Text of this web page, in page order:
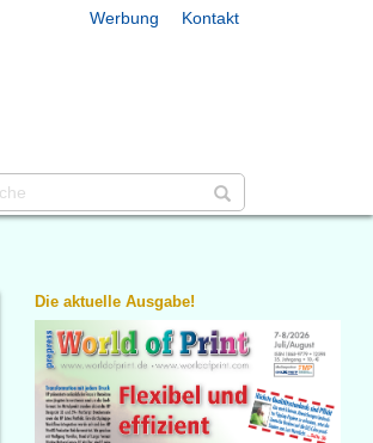
Werbung Kontakt
Die aktuelle Ausgabe!